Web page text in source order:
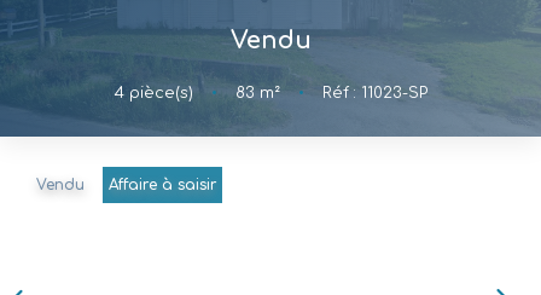
L'AGENCE
Vendu
4pièce(s) • 83 m² • Réf : 11023-SP
Vendu Affaire à saisir